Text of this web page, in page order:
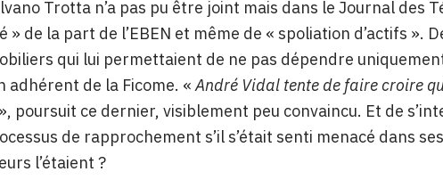
Trotta n’a pas pu être joint mais dans le Journal des
» de la part de l’EBEN et même de « spoliation d’actifs ».
qui lui permettaient de ne pas dépendre
adhérent de la Ficome. «André Vidal tente de faire croire
poursuit ce dernier, visiblement peu convaincu. Et de
de rapprochement s’il s’était senti menacé dans
l’étaient ?